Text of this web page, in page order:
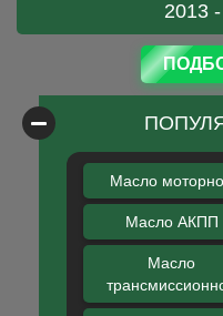
2013
Масло
Масло АКПП
Масло